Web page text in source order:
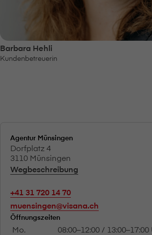
Barbara Hehli
Kundenbetreuerin
Agentur Münsingen
Dorfplatz 4
3110 Münsingen
Wegbeschreibung
+41 31 720 14 70
muensingen@visana.ch
Öffnungszeiten
Mo.
08:00–12:00 /